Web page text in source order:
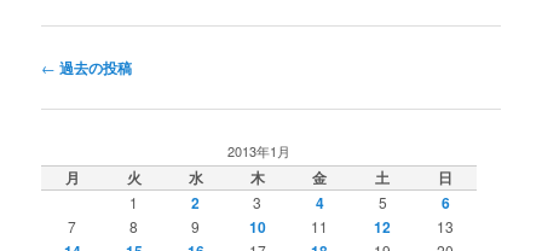
投
ナ
ゲ
ー
← 過去の投稿
2013年1月
月 火 水 木 金 土 日
1 2 3 4 5 6
7 8 9 10 11 12 13